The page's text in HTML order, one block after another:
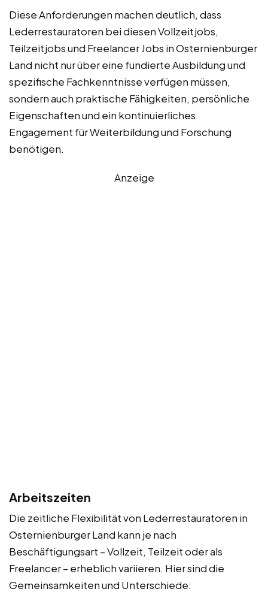
Diese Anforderungen machen deutlich, dass
Lederrestauratoren bei diesen Vollzeitjobs,
Teilzeitjobs und Freelancer Jobs in Osternienburger
Land nicht nur über eine fundierte Ausbildung und
spezifische Fachkenntnisse verfügen müssen,
sondern auch praktische Fähigkeiten, persönliche
Eigenschaften und ein kontinuierliches
Engagement für Weiterbildung und Forschung
benötigen.
Anzeige
Arbeitszeiten
Die zeitliche Flexibilität von Lederrestauratoren in
Osternienburger Land kann je nach
Beschäftigungsart – Vollzeit, Teilzeit oder als
Freelancer – erheblich variieren. Hier sind die
Gemeinsamkeiten und Unterschiede: